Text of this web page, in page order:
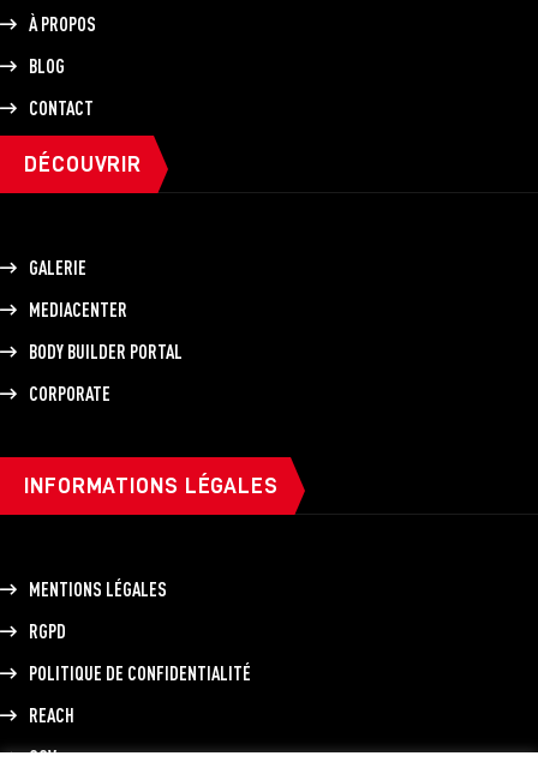
À PROPOS
BLOG
CONTACT
DÉCOUVRIR
GALERIE
MEDIACENTER
BODY BUILDER PORTAL
CORPORATE
INFORMATIONS LÉGALES
MENTIONS LÉGALES
RGPD
POLITIQUE DE CONFIDENTIALITÉ
REACH
CGV